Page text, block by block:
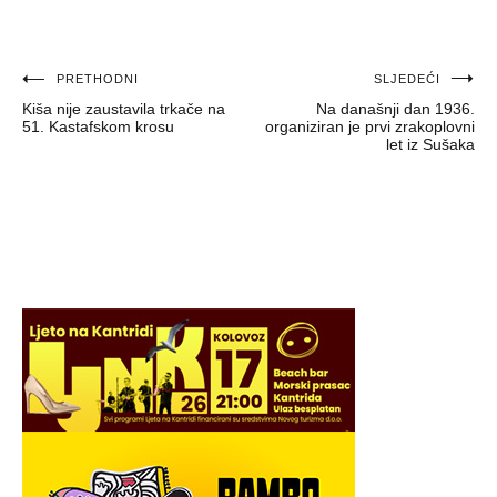
Navigacija
objava
PRETHODNI
Kiša nije zaustavila trkače na
51. Kastafskom krosu
SLJEDEĆI
Na današnji dan 1936.
organiziran je prvi zrakoplovni
let iz Sušaka